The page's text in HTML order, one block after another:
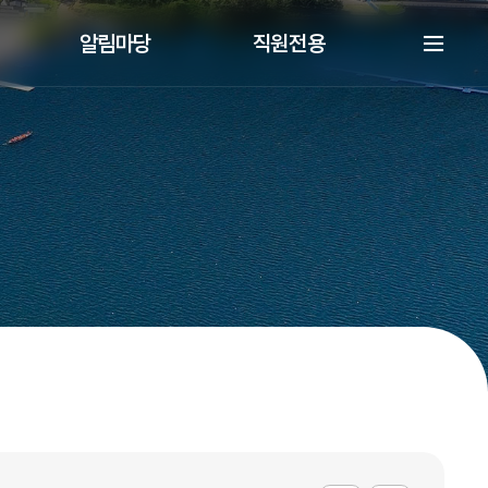
알림마당 직원전용